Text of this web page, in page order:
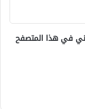
في هذا المتصفح